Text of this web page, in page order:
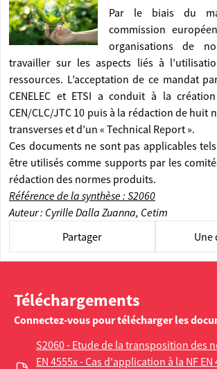
Par le biais du
commission
organisations de
travailler sur les aspects liés à
ressources. L’acceptation de ce mandat
CENELEC et ETSI a conduit à la
CEN/CLC/JTC 10 puis à la rédaction de huit
transverses et d’un « Technical Report ».
Ces documents ne sont pas applicables
être utilisés comme supports par les
rédaction des normes produits.
Référence de la synthèse : S2060
Auteur : Cyrille Dalla Zuanna, Cetim
Partager
Une
Téléchargements
Connectez-vous pour télécharger les
S2060 - Etude de la transposition des
EN 4555x - Cas d'application à la NF EN